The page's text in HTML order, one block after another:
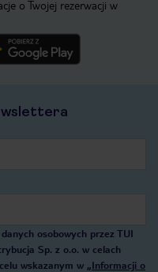
o Twojej rezerwacji w
osobowych przez TUI
Sp. z o.o. w celach
wskazanym w „Informacji o